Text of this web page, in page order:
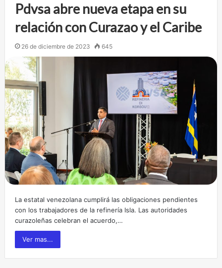
Pdvsa abre nueva etapa en su
relación con Curazao y el Caribe
26 de diciembre de 2023 645
La estatal venezolana cumplirá las obligaciones pendientes
con los trabajadores de la refinería Isla. Las autoridades
curazoleñas celebran el acuerdo,…
Ver mas...